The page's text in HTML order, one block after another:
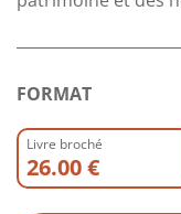
FORMAT
Livre broché
26.00 €